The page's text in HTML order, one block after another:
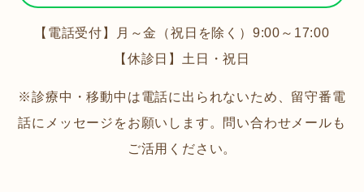
【電話受付】月～金（祝日を除く）9:00～17:00
【休診日】土日・祝日
※診療中・移動中は電話に出られないため、留守番電
話にメッセージをお願いします。問い合わせメールも
ご活用ください。